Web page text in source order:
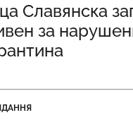
Славянска
за